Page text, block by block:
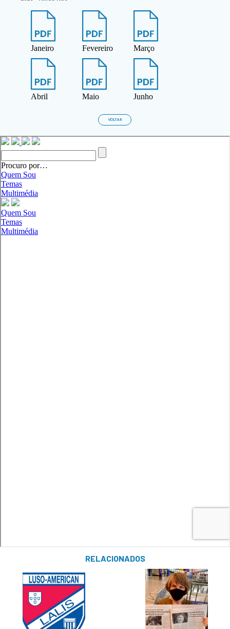
Janeiro Fevereiro Março
Abril Maio Junho
VOLTAR
RELACIONADOS